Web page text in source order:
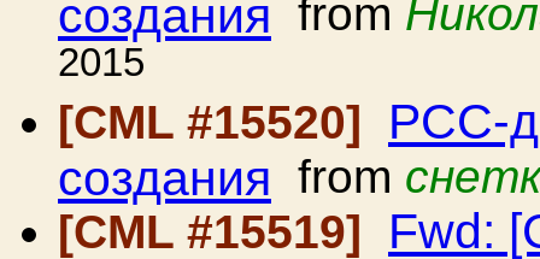
создания from
2015
[CML #15520]
РСС-
создания from
[CML #15519]
Fwd: